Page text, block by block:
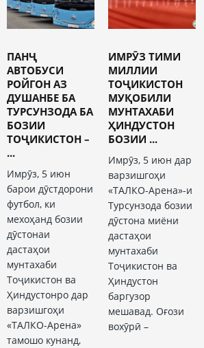
ПАНҶ
АВТОБУСИ
РОЙГОН АЗ
ДУШАНБЕ БА
ТУРСУНЗОДА БА
БОЗИИ
ТОҶИКИСТОН –
...
Имрӯз, 5 июн
барои дӯстдорони
футбол, ки
мехоҳанд бозии
дӯстонаи
дастаҳои
мунтахаби
Тоҷикистон ва
Ҳиндустонро дар
варзишгоҳи
«ТАЛКО-Арена»
тамошо кунанд,
ИМРӮЗ ТИМИ
МИЛЛИИ
ТОҶИКИСТОН
МУҚОБИЛИ
МУНТАХАБИ
ҲИНДУСТОН
БОЗИИ ...
Имрӯз, 5 июн дар
варзишгоҳи
«ТАЛКО-Арена»-и
Турсунзода бозии
дӯстона миёни
дастаҳои
мунтахаби
Тоҷикистон ва
Ҳиндустон
баргузор
мешавад. Оғози
вохӯрӣ –